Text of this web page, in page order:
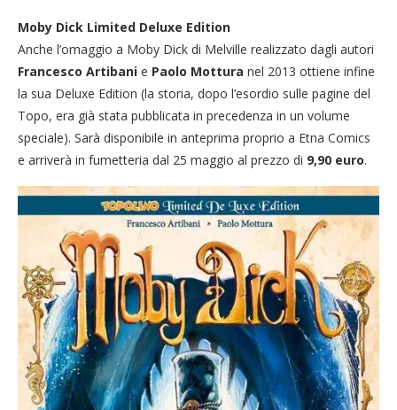
Moby Dick Limited Deluxe Edition
Anche l’omaggio a Moby Dick di Melville realizzato dagli autori
Francesco Artibani e Paolo Mottura nel 2013 ottiene infine
la sua Deluxe Edition (la storia, dopo l’esordio sulle pagine del
Topo, era già stata pubblicata in precedenza in un volume
speciale). Sarà disponibile in anteprima proprio a Etna Comics
e arriverà in fumetteria dal 25 maggio al prezzo di 9,90 euro.